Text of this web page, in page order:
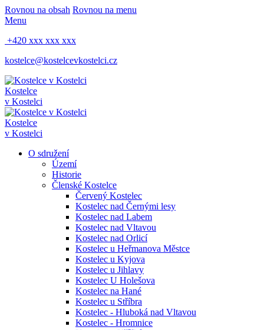
Rovnou na obsah Rovnou na menu
Menu
+420 xxx xxx xxx
kostelce@kostelcevkostelci.cz
Kostelce
v Kostelci
Kostelce
v Kostelci
O sdružení
Území
Historie
Členské Kostelce
Červený Kostelec
Kostelec nad Černými lesy
Kostelec nad Labem
Kostelec nad Vltavou
Kostelec nad Orlicí
Kostelec u Heřmanova Městce
Kostelec u Kyjova
Kostelec u Jihlavy
Kostelec U Holešova
Kostelec na Hané
Kostelec u Stříbra
Kostelec - Hluboká nad Vltavou
Kostelec - Hromnice